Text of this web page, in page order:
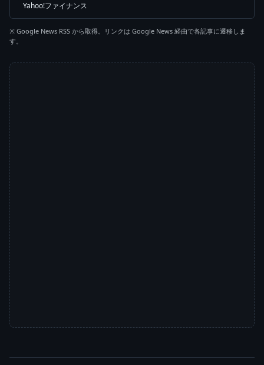
Yahoo!ファイナンス
※ Google News RSS から取得。リンクは Google News 経由で各記事に遷移しま
す。